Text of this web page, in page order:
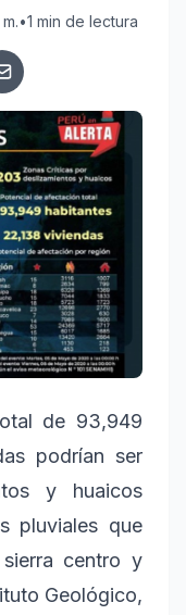
•1 min de lectura
de 93,949
podrían ser
y huaicos
pluviales que
centro y
Geológico,